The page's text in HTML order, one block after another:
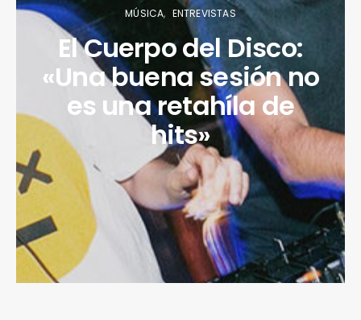
MÚSICA ENTREVISTAS
El Cuerpo del Disco:
«Una buena sesión no
es una retahíla de
hits»